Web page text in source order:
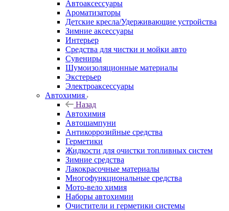
Автоаксессуары
Ароматизаторы
Детские кресла/Удерживающие устройства
Зимние аксессуары
Интерьер
Средства для чистки и мойки авто
Сувениры
Шумоизоляционные материалы
Экстерьер
Электроаксессуары
Автохимия
Назад
Автохимия
Автошампуни
Антикоррозийные средства
Герметики
Жидкости для очистки топливных систем
Зимние средства
Лакокрасочные материалы
Многофункциональные средства
Мото-вело химия
Наборы автохимии
Очистители и герметики системы